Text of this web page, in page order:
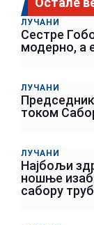
ЛУЧАНИ
Сестре
модерно, а
ЛУЧАНИ
током
ЛУЧАНИ
Најбољи
ношње
сабору